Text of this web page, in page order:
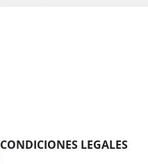
CONDICIONES LEGALES